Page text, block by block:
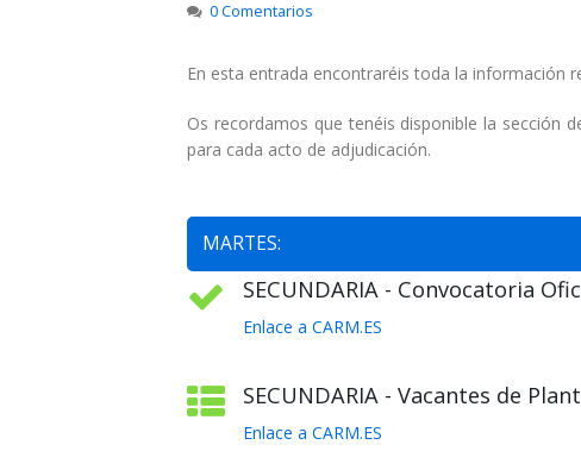
0 Comentarios
En esta entrada encontraréis toda la información
Os recordamos que tenéis disponible la sección
para cada acto de adjudicación.
MARTES:
SECUNDARIA - Convocatoria
Enlace a CARM.ES
SECUNDARIA - Vacantes de
Enlace a CARM.ES